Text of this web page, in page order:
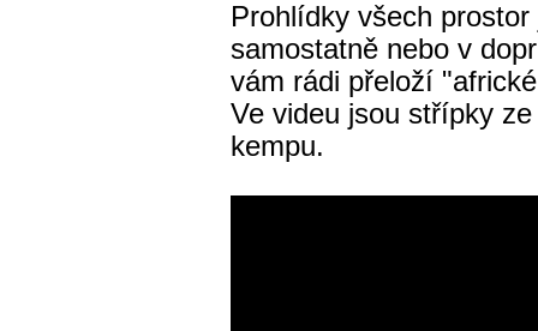
Prohlídky všech
samostatně nebo v
vám rádi přeloží
Ve videu jsou střípky
kempu.